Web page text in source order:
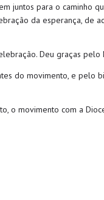
juntos para o caminho
da esperança,
Deu graças
do movimento, e pelo
o movimento com a